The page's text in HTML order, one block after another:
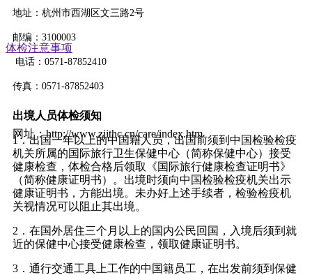
地址：杭州市西湖区文三路2号
邮编：3100003
电话：0571-87852410
传真：0571-87852403
网址：http://www.zjithc.cn/care/index.htm
体检注意事项
出境人员体检须知
1．出国一年以上的中国籍人员，出国前须到中国检验检疫
机关所属的国际旅行卫生保健中心（简称保健中心）接受
健康检查，体检合格后领取《国际旅行健康检查证明书》
（简称健康证明书）。出境时须向中国检验检疫机关出示
健康证明书，方能出境。未办好上述手续者，检验检疫机
关视情况可以阻止其出境。
2．在国外居住三个月以上的国内公民回国，入境后须到就
近的保健中心接受健康检查，领取健康证明书。
3．通行交通工具上工作的中国籍员工，在出发前须到保健